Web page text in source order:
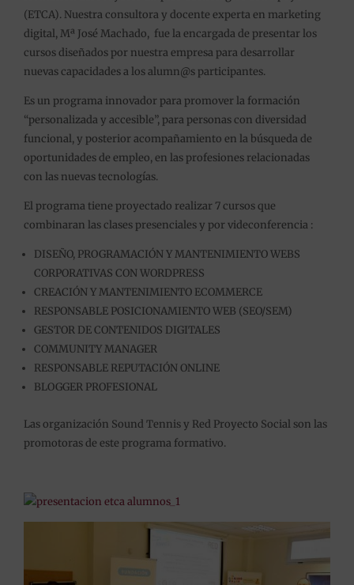
(ETCA). Nuestra consultora y docente experta en marketing
digital, Mª José Machado, fue la encargada de presentar los
cursos diseñados por nuestra empresa para desarrollar
nuevas capacidades a los alumn@s participantes.
Es un programa innovador para promover la formación
“personalizada y accesible”, para personas con diversidad
funcional, y posterior acompañamiento en la búsqueda de
oportunidades de empleo, en las profesiones relacionadas
con las nuevas tecnologías.
El programa tiene proyectado realizar 7 cursos que
combinaran las clases presenciales y por videconferencia :
DISEÑO, PROGRAMACIÓN Y MANTENIMIENTO WEBS
CORPORATIVAS CON WORDPRESS
CREACIÓN Y MANTENIMIENTO ECOMMERCE
RESPONSABLE POSICIONAMIENTO WEB (SEO/SEM)
GESTOR DE CONTENIDOS DIGITALES
COMMUNITY MANAGER
RESPONSABLE REPUTACIÓN ONLINE
BLOGGER PROFESIONAL
Las organización Sound Tennis y Red Proyecto Social son las
promotoras de este programa formativo.